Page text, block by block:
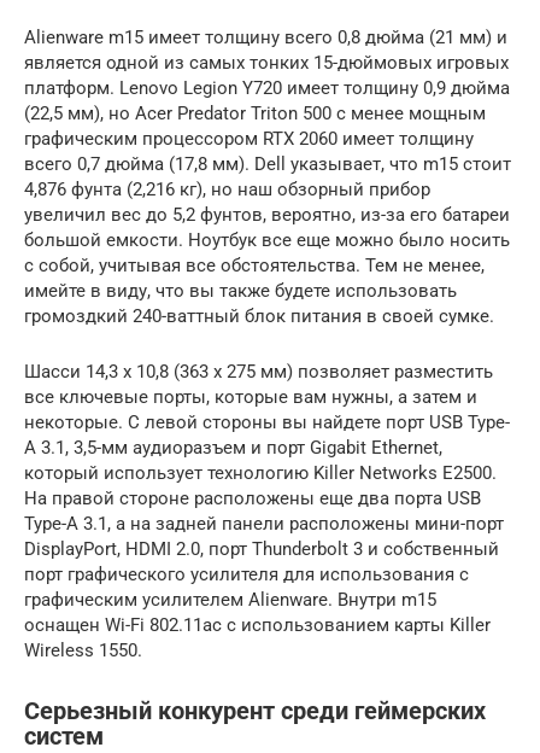
Alienware m15 имеет толщину всего 0,8 дюйма (21 мм) и
является одной из самых тонких 15-дюймовых игровых
платформ. Lenovo Legion Y720 имеет толщину 0,9 дюйма
(22,5 мм), но Acer Predator Triton 500 с менее мощным
графическим процессором RTX 2060 имеет толщину
всего 0,7 дюйма (17,8 мм). Dell указывает, что m15 стоит
4,876 фунта (2,216 кг), но наш обзорный прибор
увеличил вес до 5,2 фунтов, вероятно, из-за его батареи
большой емкости. Ноутбук все еще можно было носить
с собой, учитывая все обстоятельства. Тем не менее,
имейте в виду, что вы также будете использовать
громоздкий 240-ваттный блок питания в своей сумке.
Шасси 14,3 x 10,8 (363 x 275 мм) позволяет разместить
все ключевые порты, которые вам нужны, а затем и
некоторые. С левой стороны вы найдете порт USB Type-
A 3.1, 3,5-мм аудиоразъем и порт Gigabit Ethernet,
который использует технологию Killer Networks E2500.
На правой стороне расположены еще два порта USB
Type-A 3.1, а на задней панели расположены мини-порт
DisplayPort, HDMI 2.0, порт Thunderbolt 3 и собственный
порт графического усилителя для использования с
графическим усилителем Alienware. Внутри m15
оснащен Wi-Fi 802.11ac с использованием карты Killer
Wireless 1550.
Серьезный конкурент среди геймерских
систем